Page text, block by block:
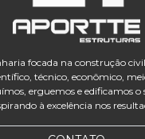
focada na construção
técnico, econômico,
erguemos e edificamos
à excelência nos